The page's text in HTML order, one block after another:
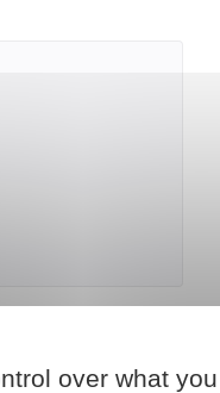
over what